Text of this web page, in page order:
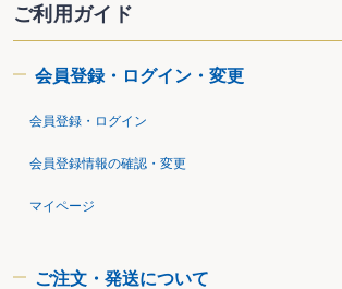
ご利用ガイド
会員登録・ログイン・変更
会員登録・ログイン
会員登録情報の確認・変更
マイページ
ご注文・発送について